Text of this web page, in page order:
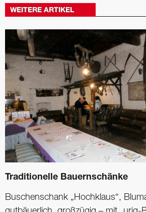
WEITERE ARTIKEL
Traditionelle Bauernschänke
Buschenschank „Hochklaus“,